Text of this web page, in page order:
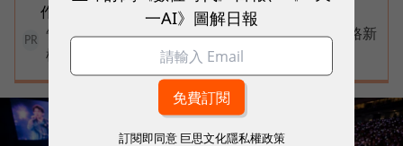
作流程，3個超實用情境一次看
PR
告別極速迷思！台灣大哥大奪國際雙冠揭密好網路新
標準
一AI》圖解日報
訂閱即同意 巨思文化隱私權政策